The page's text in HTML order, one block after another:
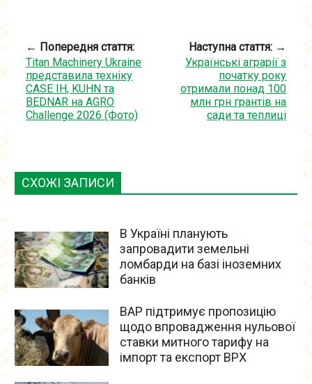
← Попередня стаття:
Titan Machinery Ukraine
представила техніку
CASE IH, KUHN та
BEDNAR на AGRO
Challenge 2026 (Фото)
Наступна стаття: →
Українські аграрії з
початку року
отримали понад 100
млн грн грантів на
сади та теплиці
СХОЖІ ЗАПИСИ
В Україні планують
запровадити земельні
ломбарди на базі іноземних
банків
ВАР підтримує пропозицію
щодо впровадження нульової
ставки митного тарифу на
імпорт та експорт ВРХ